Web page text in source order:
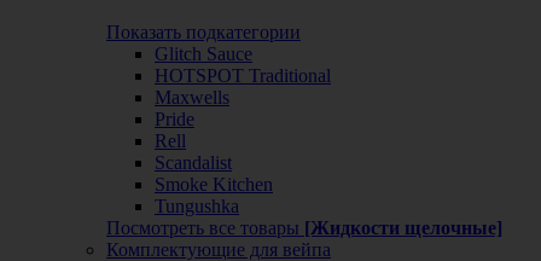
Показать подкатегории
Glitch Sauce
HOTSPOT Traditional
Maxwells
Pride
Rell
Scandalist
Smoke Kitchen
Tungushka
Посмотреть все товары [Жидкости щелочные]
Комплектующие для вейпа